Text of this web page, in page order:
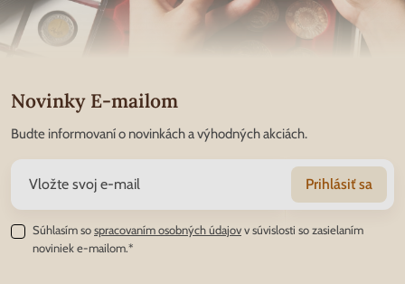
Novinky E-mailom
Budte informovaní o novinkách a výhodných akciách.
Prihlásiť sa
Súhlasím sospracovaním osobných údajovv súvislosti so zasielaním
noviniek e-mailom.*